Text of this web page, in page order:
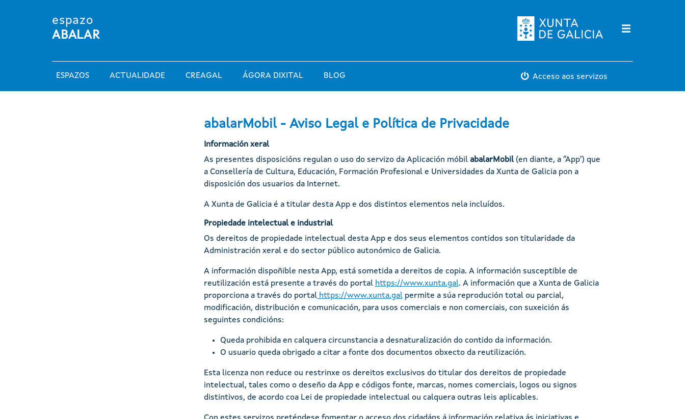
espazo
ABALAR
ESPAZOS ACTUALIDADE CREAGAL ÁGORA DIXITAL BLOG Acceso aos servizos
abalarMobil - Aviso Legal e Política de Privacidade
Información xeral
As presentes disposicións regulan o uso do servizo da Aplicación móbil abalarMobil(en diante, a “App') que
a Consellería de Cultura, Educación, Formación Profesional e Universidades da Xunta de Galicia pon a
disposición dos usuarios da Internet.
A Xunta de Galicia é a titular desta App e dos distintos elementos nela incluídos.
Propiedade intelectual e industrial
Os dereitos de propiedade intelectual desta App e dos seus elementos contidos son titularidade da
Administración xeral e do sector público autonómico de Galicia.
A información dispoñible nesta App, está sometida a dereitos de copia. A información susceptible de
reutilización está presente a través do portal https://www.xunta.gal. A información que a Xunta de Galicia
proporciona a través do portalhttps://www.xunta.galpermite a súa reprodución total ou parcial,
modificación, distribución e comunicación, para usos comerciais e non comerciais, con suxeición ás
seguintes condicións:
Queda prohibida en calquera circunstancia a desnaturalización do contido da información.
O usuario queda obrigado a citar a fonte dos documentos obxecto da reutilización.
Esta licenza non reduce ou restrinxe os dereitos exclusivos do titular dos dereitos de propiedade
intelectual, tales como o deseño da App e códigos fonte, marcas, nomes comerciais, logos ou signos
distintivos, de acordo coa Lei de propiedade intelectual ou calquera outras leis aplicables.